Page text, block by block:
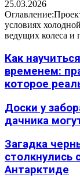
25.03.2026
условиях
ведущих колеса и
Как
временем:
которое
Доски у
дачника
Загадка
Антарктиде